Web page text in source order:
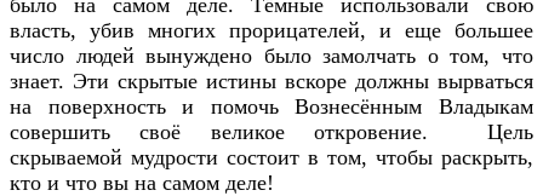
власть, убив многих прорицателей, и еще большее
число людей вынуждено было замолчать о том, что
знает. Эти скрытые истины вскоре должны вырваться
на поверхность и помочь Вознесённым Владыкам
совершить своё великое откровение. Цель
скрываемой мудрости состоит в том, чтобы раскрыть,
кто и что вы на самом деле!